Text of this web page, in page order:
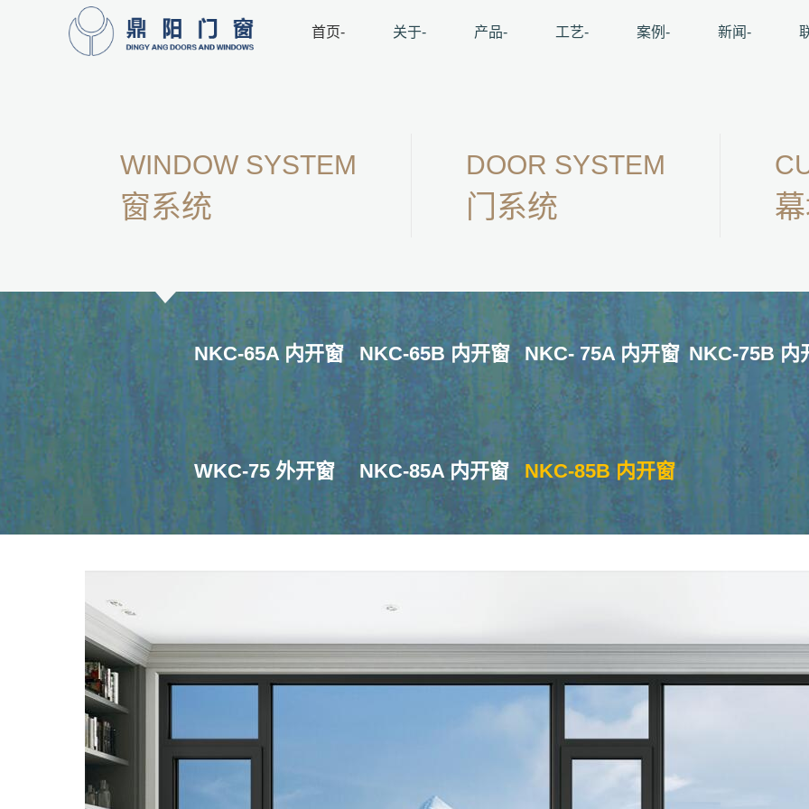
首页- 关于- 产品- 工艺- 案例- 新闻-
WINDOW SYSTEM
窗系统
DOOR SYSTEM
门系统
NKC-65A 内开窗 NKC-65B 内开窗 NKC- 75A 内开窗 NKC-75B 内
WKC-75 外开窗 NKC-85A 内开窗 NKC-85B 内开窗